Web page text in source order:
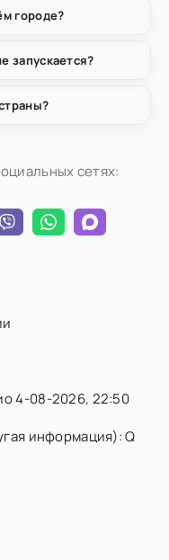
городе?
запускается?
сетях:
4-08-2026, 22:50
информация): Q